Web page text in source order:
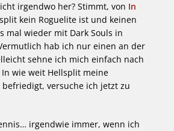
irgendwo her? Stimmt, von In
kein Roguelite ist und keinen
mal wieder mit Dark Souls in
hab ich nur einen an der
sehne ich mich einfach nach
In wie weit Hellsplit meine
versuche ich jetzt zu
irgendwie immer, wenn ich